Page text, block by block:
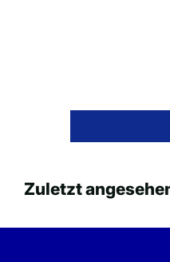
Zuletzt